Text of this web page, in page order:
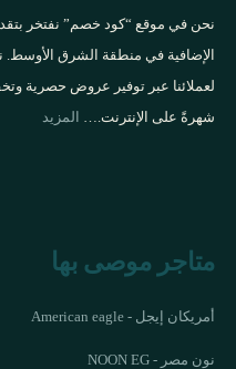
نحن في موقع “كود خصم” نفتخر
الإضافية في منطقة الشرق
لعملائنا عبر توفير عروض حصرية
شهرةً على الإنترنت.…
المزيد
متاجر موصى بها
أمريكان إيجل - American eagle
نون مصر - NOON EG